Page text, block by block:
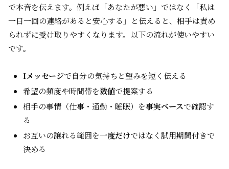
で本音を伝えます。例えば「あなたが悪い」ではなく「私は
一日一回の連絡があると安心する」と伝えると、相手は責め
られずに受け取りやすくなります。以下の流れが使いやすい
です。
Iメッセージで自分の気持ちと望みを短く伝える
希望の頻度や時間帯を数値で提案する
相手の事情（仕事・通勤・睡眠）を事実ベースで確認す
る
お互いの譲れる範囲を一度だけではなく試用期間付きで
決める